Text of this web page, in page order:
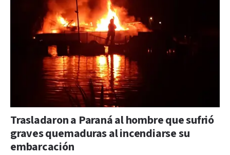
Trasladaron a Paraná al hombre que sufrió
graves quemaduras al incendiarse su
embarcación